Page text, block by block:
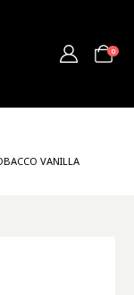
0
VANILLA